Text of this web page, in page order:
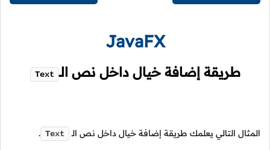
JavaFX
طريقة إضافة خيال داخل نص الـ Text
المثال التالي يعلمك طريقة إضافة خيال داخل نص الـ Text
.